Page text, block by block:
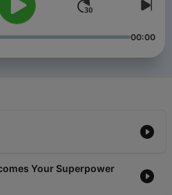
a
“Do good, help others while
of terrorism.
00:00
Your Superpower